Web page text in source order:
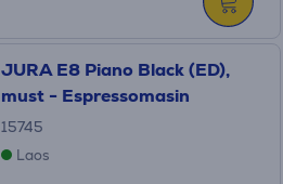
JURA E8 Piano Black (ED),
must - Espressomasin
15745
Laos